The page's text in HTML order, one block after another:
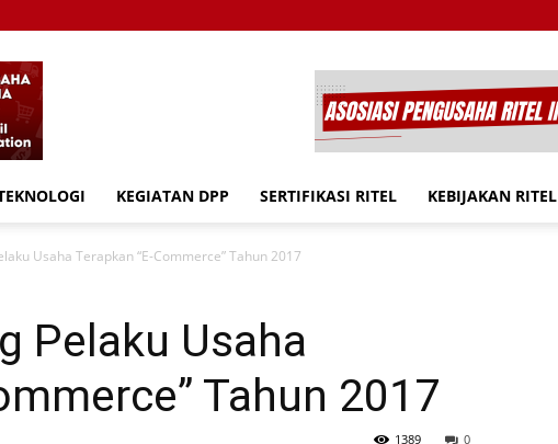
KEGIATAN DPP SERTIFIKASI RITEL KEBIJAKAN RITEL
Usaha Terapkan “E-Commerce” Tahun 2017
Pelaku Usaha
Tahun 2017
0
1389